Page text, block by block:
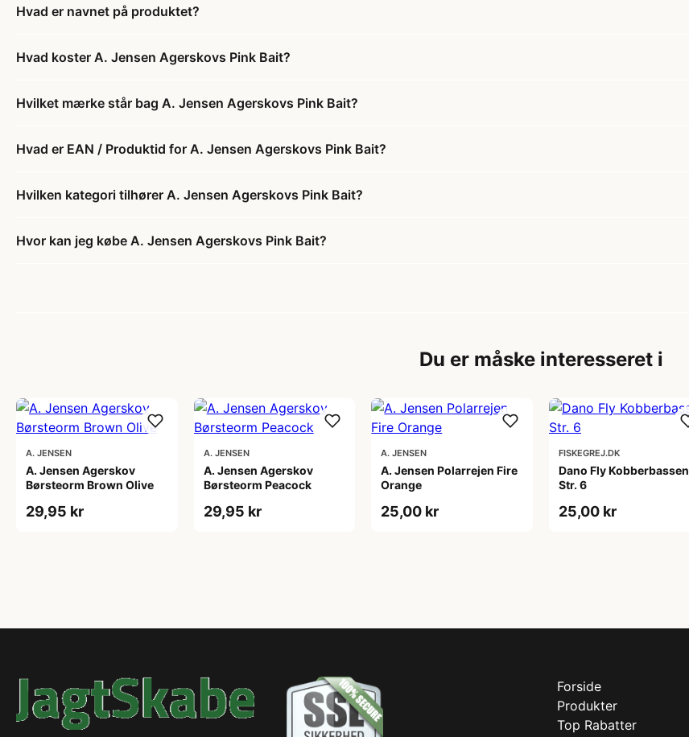
Hvad er navnet på produktet?
Hvad koster A. Jensen Agerskovs Pink Bait?
Hvilket mærke står bag A. Jensen Agerskovs Pink Bait?
Hvad er EAN / Produktid for A. Jensen Agerskovs Pink Bait?
Hvilken kategori tilhører A. Jensen Agerskovs Pink Bait?
Hvor kan jeg købe A. Jensen Agerskovs Pink Bait?
Du er måske interesseret i
A. JENSEN
A. Jensen Agerskov
Børsteorm Brown Olive
29,95 kr
A. JENSEN
A. Jensen Agerskov
Børsteorm Peacock
29,95 kr
A. JENSEN
A. Jensen Polarrejen Fire
Orange
25,00 kr
FISKEGREJ.DK
Dano Fly Kobberbassen
Str. 6
25,00 kr
Forside
Produkter
Top Rabatter